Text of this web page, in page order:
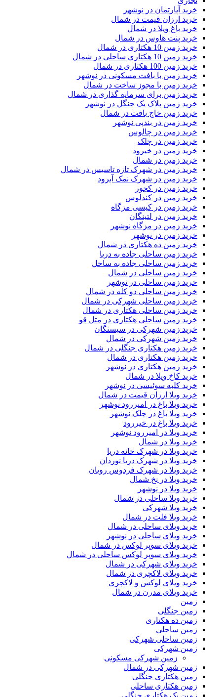
خرید آپارتمان در نوشهر
خرید ارزان قیمت در شمال
خرید باغ ویلا در شمال
خرید پنت هاوس در شمال
خرید زمین 10 هکتاری در شمال
خرید زمین 10 هکتاری ساحلی در شمال
خرید زمین 100 هکتاری در شمال
خرید زمین با بافت مسکونی در نوشهر
خرید زمین با مجوز ساخت در شمال
خرید زمین برای سرمایه گذاری در شمال
خرید زمین پلاک یک جنگل در نوشهر
خرید زمین خاج بافت در شمال
خرید زمین در بندپی نوشهر
خرید زمین در چالوس
خرید زمین در چلک
خرید زمین در خیرود
خرید زمین در شمال
خرید زمین در شهرک تازه تاسیس در شمال
خرید زمین در شهرک نمک آبرود
خرید زمین در کجور
خرید زمین در کندلوس
خرید زمین در کیسی مزگاه
خرید زمین در لتینگان
خرید زمین در مزگاه نوشهر
خرید زمین در نوشهر
خرید زمین ده هکتاری در شمال
خرید زمین ساحلی جاده به دریا
خرید زمین ساحلی جاده به ساحل
خرید زمین ساحلی در شمال
خرید زمین ساحلی در نوشهر
خرید زمین ساحلی دو کله در شمال
خرید زمین ساحلی شهرکی در شمال
خرید زمین ساحلی هکتاری در شمال
خرید زمین ساحلی هکتاری در متل قو
خرید زمین شهرکی در سیسنگان
خرید زمین شهرکی در شمال
خرید زمین هکتاری جنگلی در شمال
خرید زمین هکتاری در شمال
خرید زمین هکتاری در نوشهر
خرید کاخ ویلا در شمال
خرید کلبه سوئیسی در نوشهر
خرید ویلا ارزان قیمت در شمال
خرید ویلا باغ در امیررود نوشهر
خرید ویلا باغ در چلک نوشهر
خرید ویلا باغ در خیررود
خرید ویلا در امیررود نوشهر
خرید ویلا در شمال
خرید ویلا در شهرک خانه دریا
خرید ویلا در شهرک دریا نوردان
خرید ویلا در شهرک فردوس رویان
خرید ویلا در نخ شمال
خرید ویلا در نوشهر
خرید ویلا ساحلی در شمال
خرید ویلا شهرکی
خرید ویلا فلت در شمال
خرید ویلای ساحلی در شمال
خرید ویلای ساحلی در نوشهر
خرید ویلای سوپر لوکس در شمال
خرید ویلای سوپر لوکس ساحلی در شمال
خرید ویلای شهرکی در شمال
خرید ویلای لاکچری در شمال
خرید ویلای لوکس و لاکچری
خرید ویلای مدرن در شمال
زمین
زمین جنگلی
زمین ده هکتاری
زمین ساحلی
زمین ساحلی شهرکی
زمین شهرکی
زمین شهرکی مسکونی
زمین شهرکی در شمال
زمین هکتاری جنگلی
زمین هکتاری ساحلی
زمین یک هکتاری جنگلی